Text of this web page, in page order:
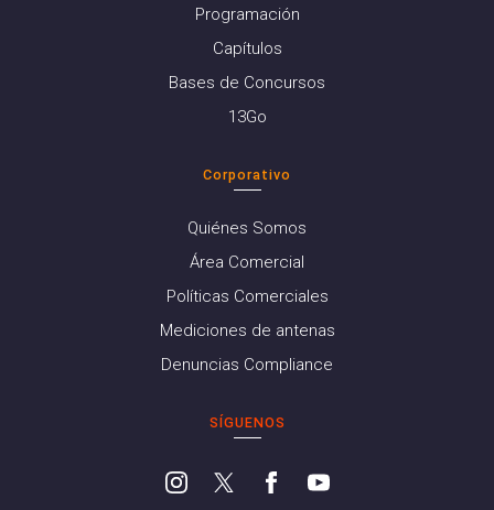
Programación
Capítulos
Bases de Concursos
13Go
Corporativo
Quiénes Somos
Área Comercial
Políticas Comerciales
Mediciones de antenas
Denuncias Compliance
SÍGUENOS